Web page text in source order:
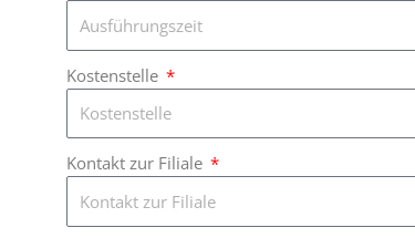
Kostenstelle
Kontakt zur Filiale